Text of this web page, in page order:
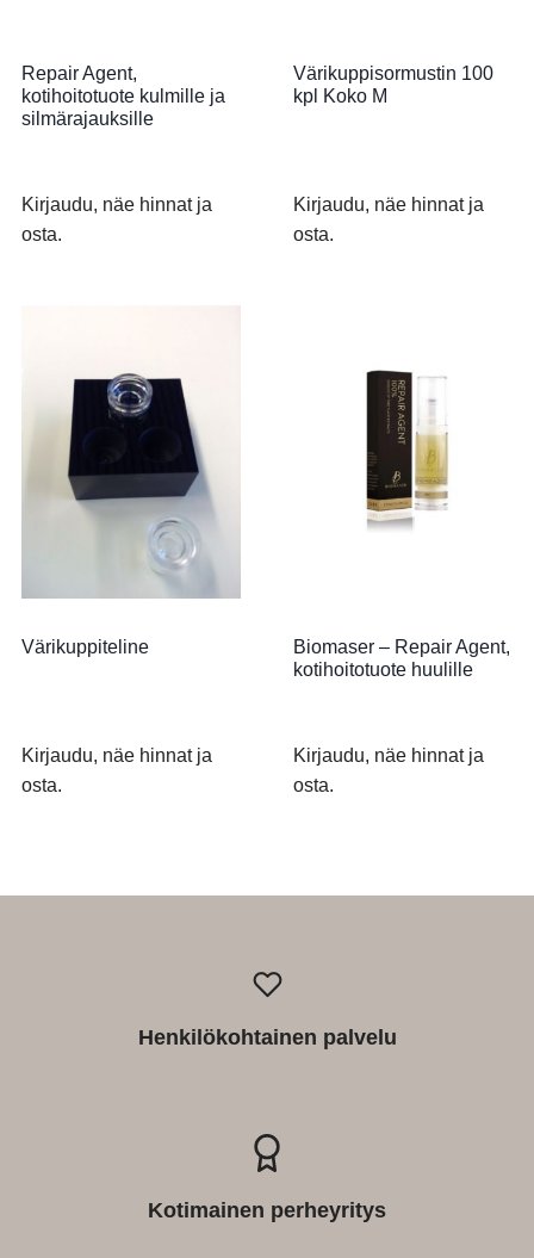
Repair Agent,
kotihoitotuote kulmille ja
silmärajauksille
Kirjaudu, näe hinnat ja
osta.
Värikuppisormustin 100
kpl Koko M
Kirjaudu, näe hinnat ja
osta.
Värikuppiteline
Kirjaudu, näe hinnat ja
osta.
Biomaser – Repair Agent,
kotihoitotuote huulille
Kirjaudu, näe hinnat ja
osta.
Henkilökohtainen palvelu
Kotimainen perheyritys